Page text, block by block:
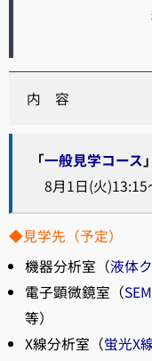
まず1階
内 容
「一般見学コース」
8月1日(火)13:15
◆見学先（予定）
機器分析室（液体
電子顕微鏡室（
等）
X線分析室（蛍光X